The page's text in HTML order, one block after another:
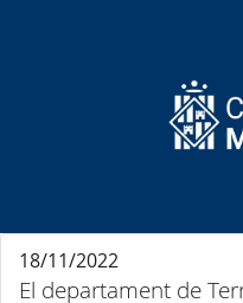
El departament de
18/11/2022